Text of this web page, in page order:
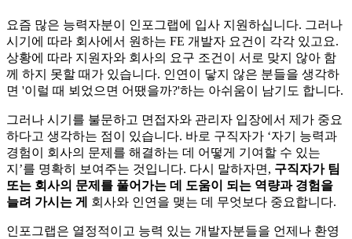
요즘 많은 능력자분이 인포그랩에 입사 지원하십니다. 그러나
시기에 따라 회사에서 원하는 FE 개발자 요건이 각각 있고요.
상황에 따라 지원자와 회사의 요구 조건이 서로 맞지 않아 함
께 하지 못할 때가 있습니다. 인연이 닿지 않은 분들을 생각하
면 '이럴 때 뵈었으면 어땠을까?'하는 아쉬움이 남기도 합니다.
그러나 시기를 불문하고 면접자와 관리자 입장에서 제가 중요
하다고 생각하는 점이 있습니다. 바로 구직자가 ‘자기 능력과
경험이 회사의 문제를 해결하는 데 어떻게 기여할 수 있는
지’를 명확히 보여주는 것입니다. 다시 말하자면, 구직자가 팀
또는 회사의 문제를 풀어가는 데 도움이 되는 역량과 경험을
늘려 가시는 게
회사와 인연을 맺는 데 무엇보다 중요합니다.
인포그랩은 열정적이고 능력 있는 개발자분들을 언제나 환영